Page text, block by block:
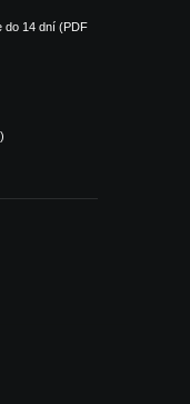
do 14 dní (PDF